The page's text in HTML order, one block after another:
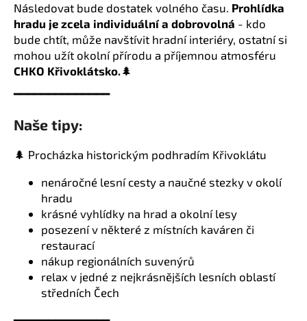
Následovat bude dostatek volného času. Prohlídka
hradu je zcela individuální a dobrovolná - kdo
bude chtít, může navštívit hradní interiéry, ostatní si
mohou užít okolní přírodu a příjemnou atmosféru
CHKO Křivoklátsko.🌲
━━━━━━━━━━━━━━
Naše tipy:
🌲 Procházka historickým podhradím Křivoklátu
nenáročné lesní cesty a naučné stezky v okolí
hradu
krásné vyhlídky na hrad a okolní lesy
posezení v některé z místních kaváren či
restaurací
nákup regionálních suvenýrů
relax v jedné z nejkrásnějších lesních oblastí
středních Čech